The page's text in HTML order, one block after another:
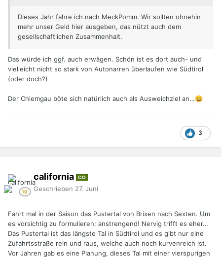
Dieses Jahr fahre ich nach MeckPomm. Wir sollten ohnehin
mehr unser Geld hier ausgeben, das nützt auch dem
gesellschaftlichen Zusammenhalt.
Das würde ich ggf. auch erwägen. Schön ist es dort auch- und
vielleicht nicht so stark von Autonarren überlaufen wie Südtirol
(oder doch?)
Der Chiemgau böte sich natürlich auch als Ausweichziel an…😀
3
california CO
Geschrieben 27. Juni
Fahrt mal in der Saison das Pustertal von Brixen nach Sexten. Um
es vorsichtig zu formulieren: anstrengend! Nervig trifft es eher…
Das Pustertal ist das längste Tal in Südtirol und es gibt nur eine
Zufahrtsstraße rein und raus, welche auch noch kurvenreich ist.
Vor Jahren gab es eine Planung, dieses Tal mit einer vierspurigen